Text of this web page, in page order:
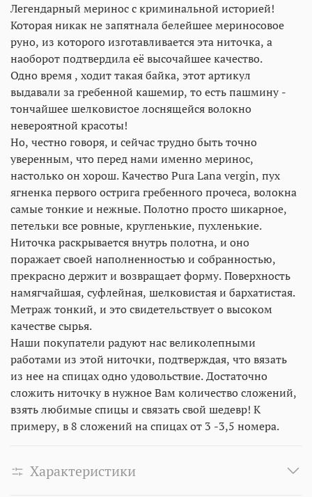
Легендарный меринос с криминальной историей!
Которая никак не запятнала белейшее мериносовое
руно, из которого изготавливается эта ниточка, а
наоборот подтвердила её высочайшее качество.
Одно время , ходит такая байка, этот артикул
выдавали за гребенной кашемир, то есть пашмину -
тончайшее шелковистое лоснящейся волокно
невероятной красоты!
Но, честно говоря, и сейчас трудно быть точно
уверенным, что перед нами именно меринос,
настолько он хорош. Качество Рura Lana vergin, пух
ягненка первого острига гребенного прочеса, волокна
самые тонкие и нежные. Полотно просто шикарное,
петельки все ровные, кругленькие, пухленькие.
Ниточка раскрывается внутрь полотна, и оно
поражает своей наполненностью и собранностью,
прекрасно держит и возвращает форму. Поверхность
намягчайшая, суфлейная, шелковистая и бархатистая.
Метраж тонкий, и это свидетельствует о высоком
качестве сырья.
Наши покупатели радуют нас великолепными
работами из этой ниточки, подтверждая, что вязать
из нее на спицах одно удовольствие. Достаточно
сложить ниточку в нужное Вам количество сложений,
взять любимые спицы и связать свой шедевр! К
примеру, в 8 сложений на спицах от 3 -3,5 номера.
Характеристики